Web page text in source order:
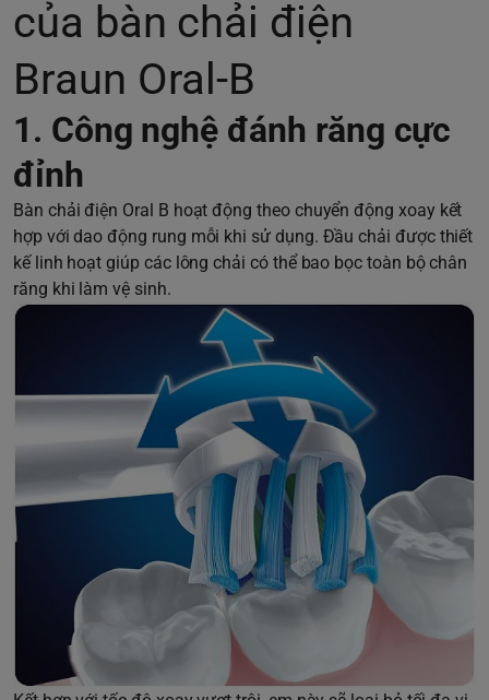
của bàn chải điện
Braun Oral-B
1. Công nghệ đánh răng cực
đỉnh
Bàn chải điện Oral B hoạt động theo chuyển động xoay kết
hợp với dao động rung mỗi khi sử dụng. Đầu chải được thiết
kế linh hoạt giúp các lông chải có thể bao bọc toàn bộ chân
răng khi làm vệ sinh.